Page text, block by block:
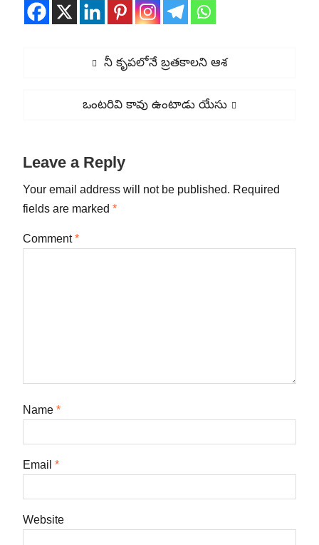
Previous
నీ కృపలోనే బ్రతకాలని ఆశ
Next
ఒంటరివి కావు ఉంటాడు యేసు
Leave a Reply
Your email address will not be published. Required
fields are marked *
Comment*
Name *
Email *
Website